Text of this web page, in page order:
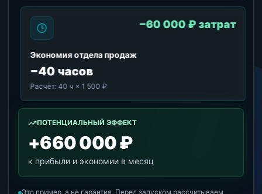
−60 000 ₽ затрат
Экономия отдела продаж
−40 часов
Расчёт:40 ч × 1 500 ₽
ПОТЕНЦИАЛЬНЫЙ ЭФФЕКТ
+660 000 ₽
к прибыли и экономии в месяц
Это пример, а не гарантия. Перед запуском рассчитываем